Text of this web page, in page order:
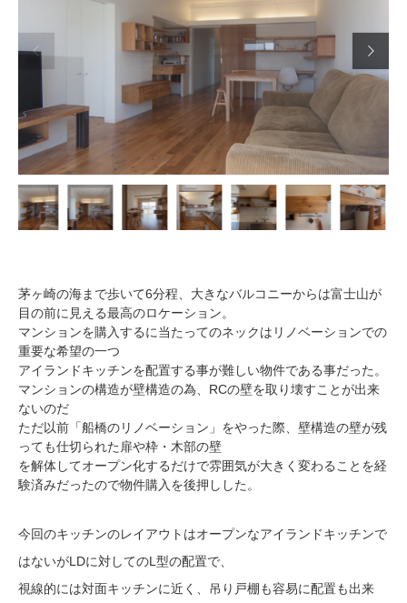
 
茅ヶ崎の海まで歩いて6分程、大きなバルコニーからは富士山が
目の前に見える最高のロケーション。
マンションを購入するに当たってのネックはリノベーションでの
重要な希望の一つ
アイランドキッチンを配置する事が難しい物件である事だった。
マンションの構造が壁構造の為、RCの壁を取り壊すことが出来
ないのだ
ただ以前「船橋のリノベーション」をやった際、壁構造の壁が残
っても仕切られた扉や枠・木部の壁
を解体してオープン化するだけで雰囲気が大きく変わることを経
験済みだったので物件購入を後押しした。
今回のキッチンのレイアウトはオープンなアイランドキッチンで
はないがLDに対してのL型の配置で、
視線的には対面キッチンに近く、吊り戸棚も容易に配置も出来